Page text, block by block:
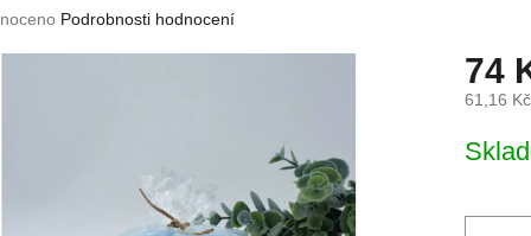
Podrobnosti hodnocení
74
61,16
cena: